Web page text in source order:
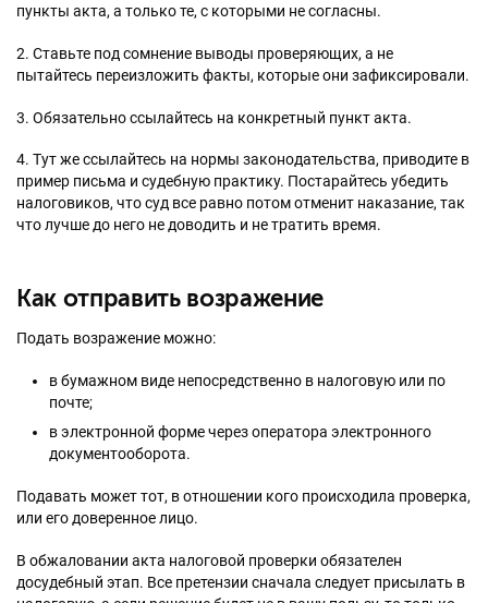
пункты акта, а только те, с которыми не согласны.
2. Ставьте под сомнение выводы проверяющих, а не
пытайтесь переизложить факты, которые они зафиксировали.
3. Обязательно ссылайтесь на конкретный пункт акта.
4. Тут же ссылайтесь на нормы законодательства, приводите в
пример письма и судебную практику. Постарайтесь убедить
налоговиков, что суд все равно потом отменит наказание, так
что лучше до него не доводить и не тратить время.
Как отправить возражение
Подать возражение можно:
в бумажном виде непосредственно в налоговую или по
почте;
в электронной форме через оператора электронного
документооборота.
Подавать может тот, в отношении кого происходила проверка,
или его доверенное лицо.
В обжаловании акта налоговой проверки обязателен
досудебный этап. Все претензии сначала следует присылать в